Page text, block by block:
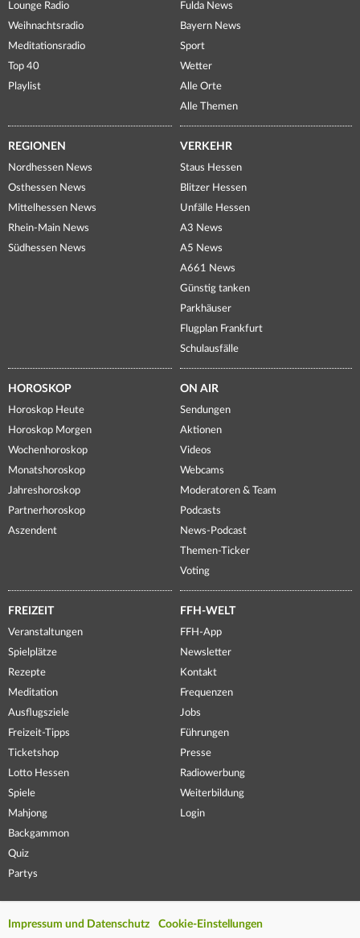
Lounge Radio
Weihnachtsradio
Meditationsradio
Top 40
Playlist
Fulda News
Bayern News
Sport
Wetter
Alle Orte
Alle Themen
REGIONEN
Nordhessen News
Osthessen News
Mittelhessen News
Rhein-Main News
Südhessen News
VERKEHR
Staus Hessen
Blitzer Hessen
Unfälle Hessen
A3 News
A5 News
A661 News
Günstig tanken
Parkhäuser
Flugplan Frankfurt
Schulausfälle
HOROSKOP
Horoskop Heute
Horoskop Morgen
Wochenhoroskop
Monatshoroskop
Jahreshoroskop
Partnerhoroskop
Aszendent
ON AIR
Sendungen
Aktionen
Videos
Webcams
Moderatoren & Team
Podcasts
News-Podcast
Themen-Ticker
Voting
FREIZEIT
Veranstaltungen
Spielplätze
Rezepte
Meditation
Ausflugsziele
Freizeit-Tipps
Ticketshop
Lotto Hessen
Spiele
Mahjong
Backgammon
Quiz
Partys
FFH-WELT
FFH-App
Newsletter
Kontakt
Frequenzen
Jobs
Führungen
Presse
Radiowerbung
Weiterbildung
Login
Impressum und Datenschutz Cookie-Einstellungen